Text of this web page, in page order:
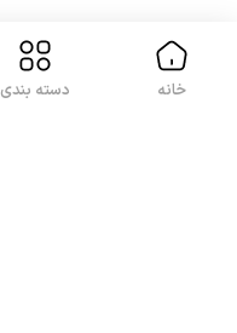
با ما همراه باشید
خانه دسته بندی